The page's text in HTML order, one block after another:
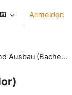
umschalten
Anmelden
Holzbau und Ausbau (Bachelor)